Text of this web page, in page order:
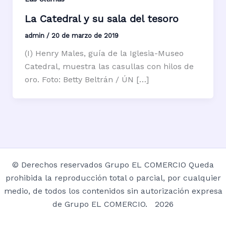
La Catedral y su sala del tesoro
admin / 20 de marzo de 2019
(I) Henry Males, guía de la Iglesia-Museo
Catedral, muestra las casullas con hilos de
oro. Foto: Betty Beltrán / ÚN […]
© Derechos reservados Grupo EL COMERCIO Queda
prohibida la reproducción total o parcial, por cualquier
medio, de todos los contenidos sin autorización expresa
de Grupo EL COMERCIO. 2026